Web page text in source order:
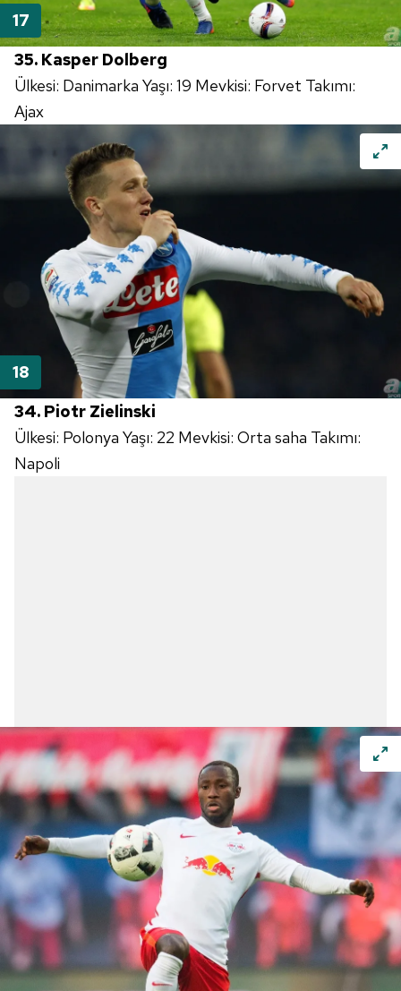
35. Kasper Dolberg
Ülkesi: Danimarka Yaşı: 19 Mevkisi: Forvet Takımı:
Ajax
34. Piotr Zielinski
Ülkesi: Polonya Yaşı: 22 Mevkisi: Orta saha Takımı:
Napoli